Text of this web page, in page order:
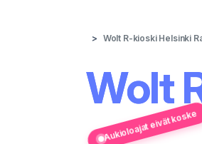
Wolt R-kioski Helsinki
Wolt
Aukioloajat eivät koske